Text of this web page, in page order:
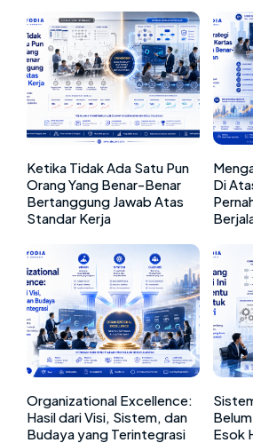
Ketika Tidak Ada Satu Pun
Orang Yang Benar-Benar
Bertanggung Jawab Atas
Standar Kerja
Di
Organizational Excellence:
Hasil dari Visi, Sistem, dan
Budaya yang Terintegrasi
Esok